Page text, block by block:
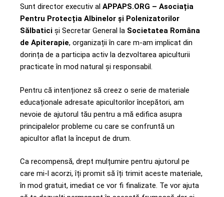
Sunt director executiv al APPAPS.ORG – Asociația
Pentru Protecția Albinelor și Polenizatorilor
Sălbatici și Secretar General la Societatea Româna
de Apiterapie, organizații în care m-am implicat din
dorința de a participa activ la dezvoltarea apiculturii
practicate în mod natural și responsabil.
Pentru că intenționez să creez o serie de materiale
educaționale adresate apicultorilor începători, am
nevoie de ajutorul tău pentru a mă edifica asupra
principalelor probleme cu care se confruntă un
apicultor aflat la început de drum.
Ca recompensă, drept mulțumire pentru ajutorul pe
care mi-l acorzi, îți promit să îți trimit aceste materiale,
în mod gratuit, imediat ce vor fi finalizate. Te vor ajuta